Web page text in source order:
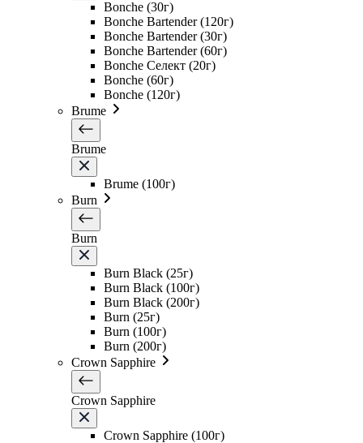
Bonche (30г)
Bonche Bartender (120г)
Bonche Bartender (30г)
Bonche Bartender (60г)
Bonche Селект (20г)
Bonche (60г)
Bonche (120г)
Brume
Brume
Brume (100г)
Burn
Burn
Burn Black (25г)
Burn Black (100г)
Burn Black (200г)
Burn (25г)
Burn (100г)
Burn (200г)
Crown Sapphire
Crown Sapphire
Crown Sapphire (100г)